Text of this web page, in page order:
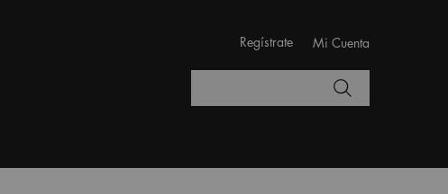
Regístrate Mi Cuenta
Buscar